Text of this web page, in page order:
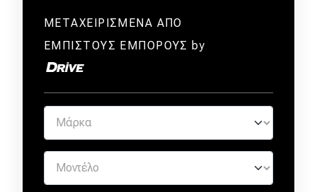
ΜΕΤΑΧΕΙΡΙΣΜΕΝΑ ΑΠΟ
ΕΜΠΙΣΤΟΥΣ ΕΜΠΟΡΟΥΣ by